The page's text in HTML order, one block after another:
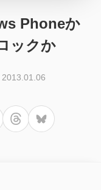
Phoneか
ックか